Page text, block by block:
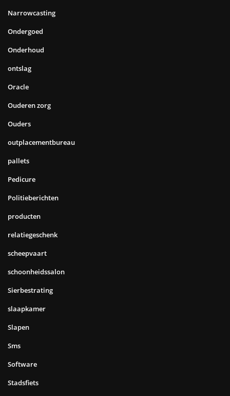
Narrowcasting
Ondergoed
Onderhoud
ontslag
Oracle
Ouderen zorg
Ouders
outplacementbureau
pallets
Pedicure
Politieberichten
producten
relatiegeschenk
scheepvaart
schoonheidssalon
Sierbestrating
slaapkamer
Slapen
Sms
Software
Stadsfiets